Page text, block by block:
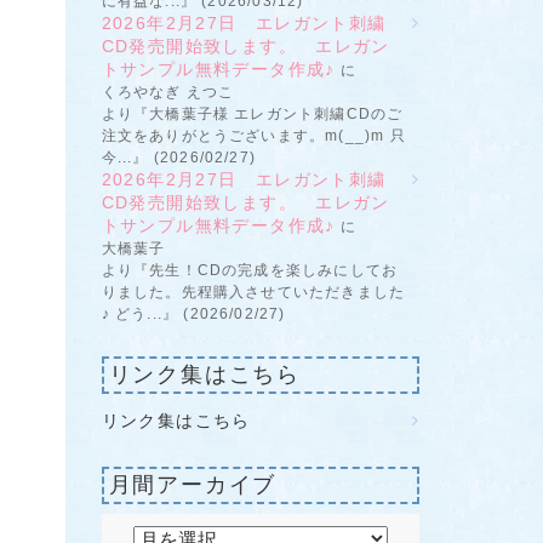
2026年2月27日 エレガント刺繍
CD発売開始致します。 エレガン
トサンプル無料データ作成♪ に
くろやなぎ えつこ
より『大橋葉子様 エレガント刺繍CDのご
注文をありがとうございます。m(__)m 只
今...』 (2026/02/27)
2026年2月27日 エレガント刺繍
CD発売開始致します。 エレガン
トサンプル無料データ作成♪ に
大橋葉子
より『先生！CDの完成を楽しみにしてお
りました。先程購入させていただきました
♪ どう...』 (2026/02/27)
リンク集はこちら
リンク集はこちら
月間アーカイブ